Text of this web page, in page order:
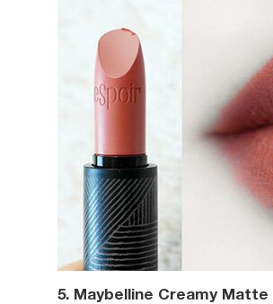
5. Maybelline Creamy Matte